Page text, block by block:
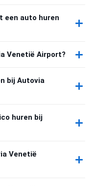
een auto huren
Venetië Airport?
bij Autovia
huren bij
Venetië